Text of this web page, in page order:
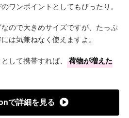
ワンポイントとしてもぴったり。
ので大きめサイズですが、たっぷ
は気兼ねなく使えますよ。
して携帯すれば、
荷物が増えた
で詳細を見る